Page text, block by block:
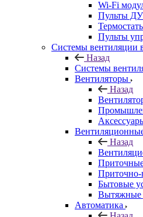
Wi-Fi
Пульты ДУ
Пульты
Системы вентиляции
Назад
Системы
Вентиляторы
Назад
Назад
Бытовые
Вытяжные
Автоматика